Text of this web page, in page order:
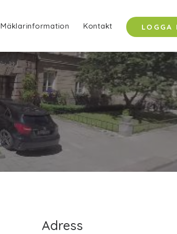
Mäklarinformation Kontakt LOGGA
Adress